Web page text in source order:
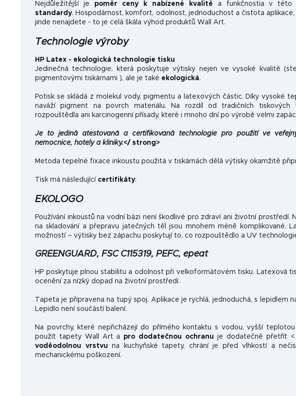
Nejdůležitější je poměr ceny k nabízené kvalitě a funkčnostia v této
standardy. Hospodárnost, komfort, odolnost, jednoduchost a čistota
jinde nenajdete - to je celá škála výhod produktů Wall Art.
Technologie výroby
HP Latex - ekologická technologie tisku
Jedinečná technologie, která poskytuje výtisky nejen ve vysoké kvalitě
pigmentovými tiskárnami ), ale je také ekologická.
Potisk se skládá z molekul vody, pigmentu a latexových částic. Díky vysoké
naváží pigment na povrch materiálu. Na rozdíl od tradičních tiskových
rozpouštědla ani karcinogenní přísady, které i mnoho dní po výrobě velmi
Je to jediná atestovaná a certifikovaná technologie pro použití ve
nemocnice, hotely a kliniky.</ strong>
Metoda tepelné fixace inkoustu použitá v tiskárnách dělá výtisky okamžitě
Tisk má následující certifikáty:
EKOLOGO
Používání inkoustů na vodní bázi není škodlivé pro zdraví ani životní
na skladování a přepravu jatečných těl jsou mnohem méně komplikované.
možností – výtisky bez zápachu poskytují to, co rozpouštědlo a UV
GREENGUARD, FSC C115319, PEFC, epeat
HP poskytuje plnou stabilitu a odolnost při velkoformátovém tisku. Latexová
ocenění za nízký dopad na životní prostředí.
Tapeta je připravena na tupý spoj. Aplikace je rychlá, jednoduchá, s lepidlem
Lepidlo není součástí balení.
Na povrchy, které nepřicházejí do přímého kontaktu s vodou, vyšší
použít tapety Wall Art a pro dodatečnou ochranu je dodatečně přetřít <
voděodolnou vrstvu na kuchyňské tapety, chrání je před vlhkostí a
mechanickému poškození.